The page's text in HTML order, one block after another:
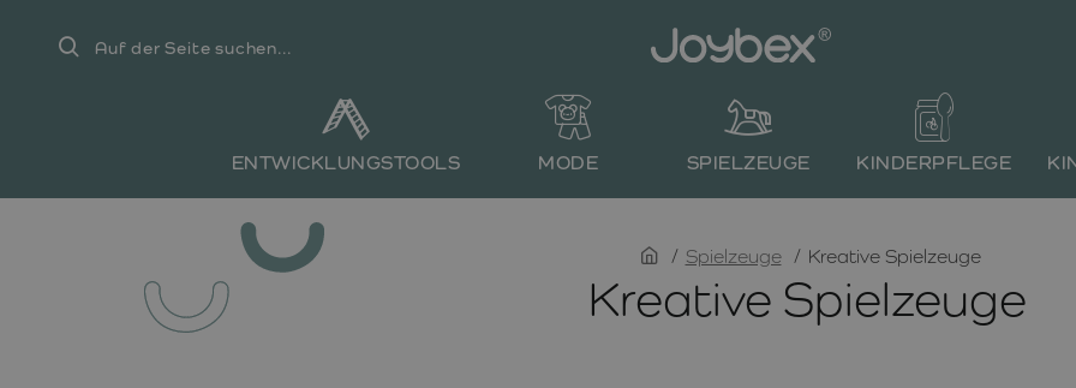
Auf
ENTWICKLUNGSTOOLS MODE SPIELZEUGE KINDERPFLEGE
Kreative Spielzeuge
homeSpielzeuge Kreative Spielzeuge